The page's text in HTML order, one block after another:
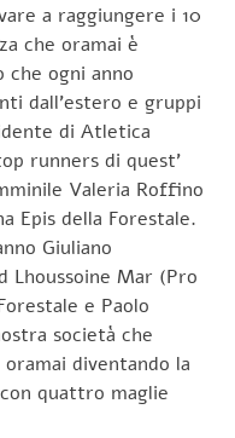
a raggiungere i 10
che oramai è
ogni anno
dall’estero e gruppi
di Atletica
runners di quest’
Valeria Roffino
Epis della Forestale.
Giuliano
Lhoussoine Mar (Pro
e Paolo
società che
diventando la
quattro maglie